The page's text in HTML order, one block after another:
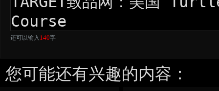
还可以输入 140字
您可能还有兴趣的内容：